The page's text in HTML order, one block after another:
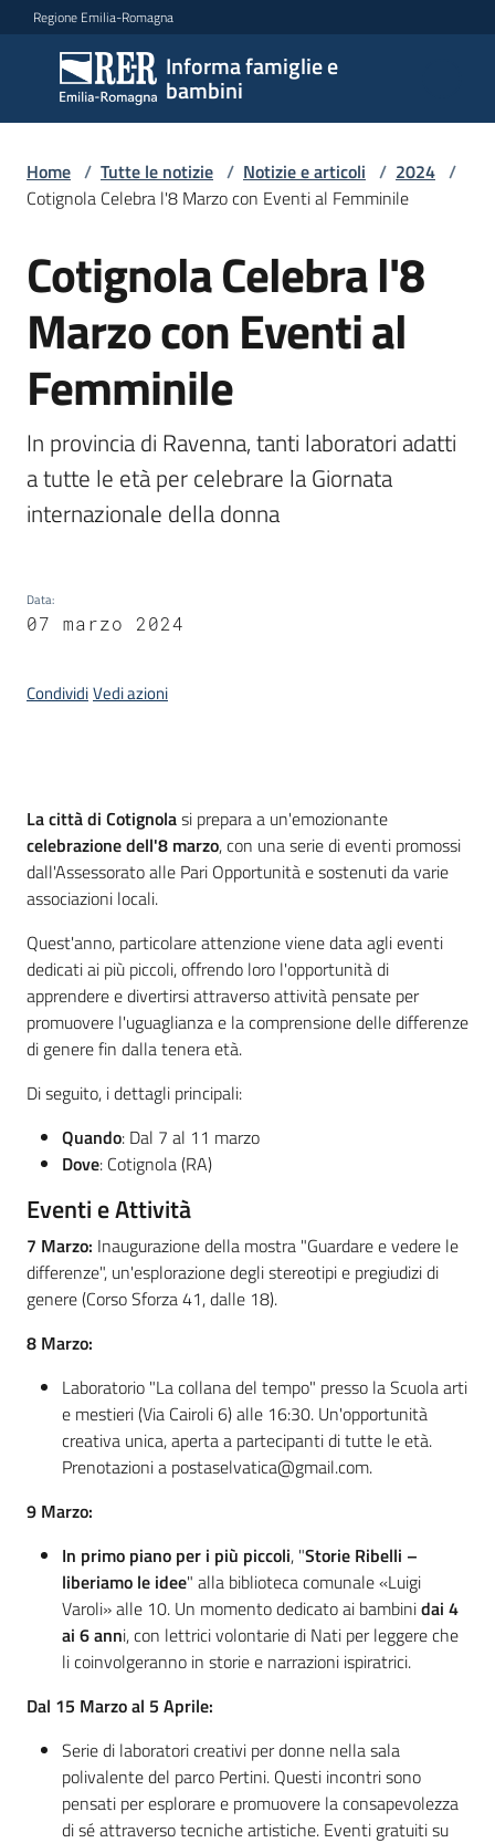
Vai al contenuto
Vai alla navigazione
Vai al footer
Regione Emilia-Romagna
Informa famiglie e
bambini
Informa
famiglie
e
bambini
Argomenti
Servizi
Centri
per
le
famiglie
locali
Home / Tutte le notizie / Notizie e articoli / 2024 /
Cotignola Celebra l'8 Marzo con Eventi al Femminile
Salta al contenuto
Cotignola Celebra l'8
Marzo con Eventi al
Femminile
In provincia di Ravenna, tanti laboratori adatti
a tutte le età per celebrare la Giornata
internazionale della donna
Data:
07 marzo 2024
CondividiVedi azioni
Introduzione
La città di Cotignolasi prepara a un'emozionante
celebrazione dell'8 marzo, con una serie di eventi promossi
dall'Assessorato alle Pari Opportunità e sostenuti da varie
associazioni locali.
Quest'anno, particolare attenzione viene data agli eventi
dedicati ai più piccoli, offrendo loro l'opportunità di
apprendere e divertirsi attraverso attività pensate per
promuovere l'uguaglianza e la comprensione delle differenze
di genere fin dalla tenera età.
Di seguito, i dettagli principali:
Quando: Dal 7 al 11 marzo
Dove: Cotignola (RA)
Eventi e Attività
7 Marzo: Inaugurazione della mostra "Guardare e vedere le
differenze", un'esplorazione degli stereotipi e pregiudizi di
genere (Corso Sforza 41, dalle 18).
8 Marzo:
Laboratorio "La collana del tempo" presso la Scuola arti
e mestieri (Via Cairoli 6) alle 16:30. Un'opportunità
creativa unica, aperta a partecipanti di tutte le età.
Prenotazioni a postaselvatica@gmail.com.
9 Marzo:
In primo piano per i più piccoli, "Storie Ribelli –
liberiamo le idee" alla biblioteca comunale «Luigi
Varoli» alle 10. Un momento dedicato ai bambinidai 4
ai 6 anni, con lettrici volontarie di Nati per leggere che
li coinvolgeranno in storie e narrazioni ispiratrici.
Dal 15 Marzo al 5 Aprile:
Serie di laboratori creativi per donne nella sala
polivalente del parco Pertini. Questi incontri sono
pensati per esplorare e promuovere la consapevolezza
di sé attraverso tecniche artistiche. Eventi gratuiti su